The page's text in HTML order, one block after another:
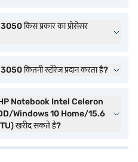
किस प्रकार का प्रोसेसर
कितनी स्टोरेज प्रदान करता है?
HP Notebook Intel Celeron
Windows 10 Home/15.6
खरीद सकते हैं?